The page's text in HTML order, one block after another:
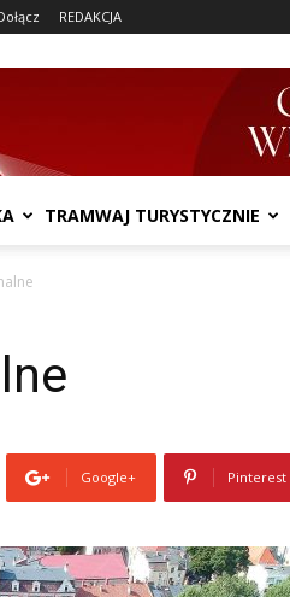
REDAKCJA
TRAMWAJ TURYSTYCZNIE
Google+ Pinterest